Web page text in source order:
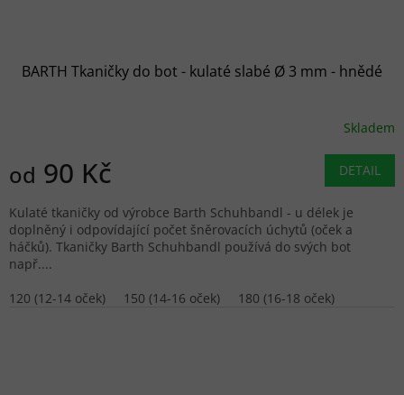
BARTH Tkaničky do bot - kulaté slabé Ø 3 mm - hnědé
Skladem
od 90 Kč DETAIL
Kulaté tkaničky od výrobce Barth Schuhbandl - u délek je
doplněný i odpovídající počet šněrovacích úchytů (oček a
háčků). Tkaničky Barth Schuhbandl používá do svých bot
např....
120 (12-14 oček)
150 (14-16 oček) 180 (16-18 oček)